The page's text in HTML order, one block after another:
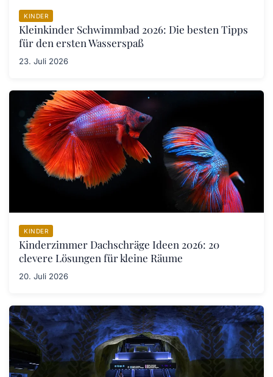
KINDER
Kleinkinder Schwimmbad 2026: Die besten Tipps
für den ersten Wasserspaß
23. Juli 2026
KINDER
Kinderzimmer Dachschräge Ideen 2026: 20
clevere Lösungen für kleine Räume
20. Juli 2026